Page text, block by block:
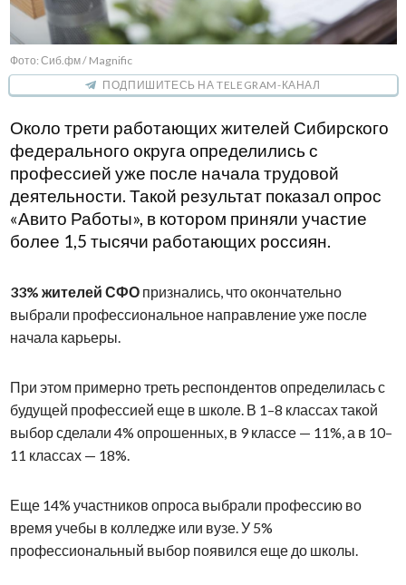
Фото: Сиб.фм / Magnific
ПОДПИШИТЕСЬ НА TELEGRAM-КАНАЛ
Около трети работающих жителей Сибирского
федерального округа определились с
профессией уже после начала трудовой
деятельности. Такой результат показал опрос
«Авито Работы», в котором приняли участие
более 1,5 тысячи работающих россиян.
33% жителей СФОпризнались, что окончательно
выбрали профессиональное направление уже после
начала карьеры.
При этом примерно треть респондентов определилась с
будущей профессией еще в школе. В 1–8 классах такой
выбор сделали 4% опрошенных, в 9 классе — 11%, а в 10–
11 классах — 18%.
Еще 14% участников опроса выбрали профессию во
время учебы в колледже или вузе. У 5%
профессиональный выбор появился еще до школы.